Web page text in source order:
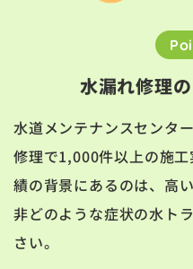
水漏れ修理
水道メンテナンスセンタ
修理で1,000件以上の施
績の背景にあるのは、高
非どのような症状の水ト
さい。